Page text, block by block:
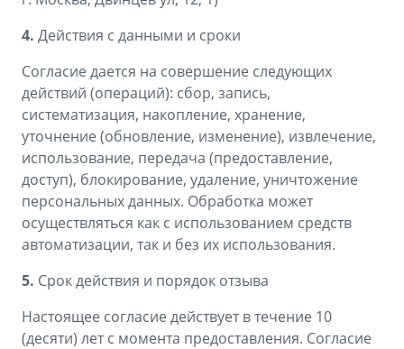
4. Действия с данными и сроки
Согласие дается на совершение следующих
действий (операций): сбор, запись,
систематизация, накопление, хранение,
уточнение (обновление, изменение), извлечение,
использование, передача (предоставление,
доступ), блокирование, удаление, уничтожение
персональных данных. Обработка может
осуществляться как с использованием средств
автоматизации, так и без их использования.
5. Срок действия и порядок отзыва
Настоящее согласие действует в течение 10
(десяти) лет с момента предоставления. Согласие